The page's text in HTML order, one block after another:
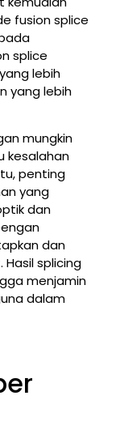
fusion splice
splice
lebih
yang lebih
mungkin
kesalahan
penting
yang
dan
dan
splicing
menjamin
dalam